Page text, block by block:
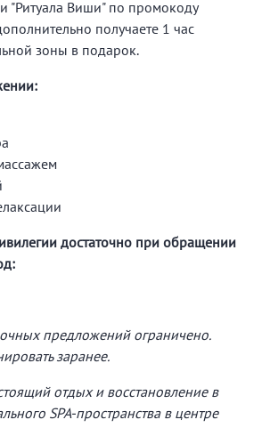
"Ритуала Виши" по промокоду
получаете 1 час
зоны в подарок.
достаточно при обращении
предложений ограничено.
заранее.
отдых и восстановление в
SPA-пространства в центре